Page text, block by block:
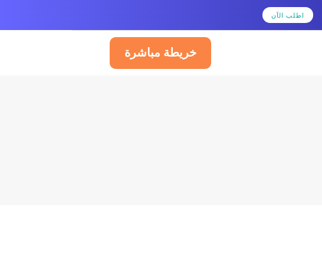
اطلب الآن
خريطة مباشرة